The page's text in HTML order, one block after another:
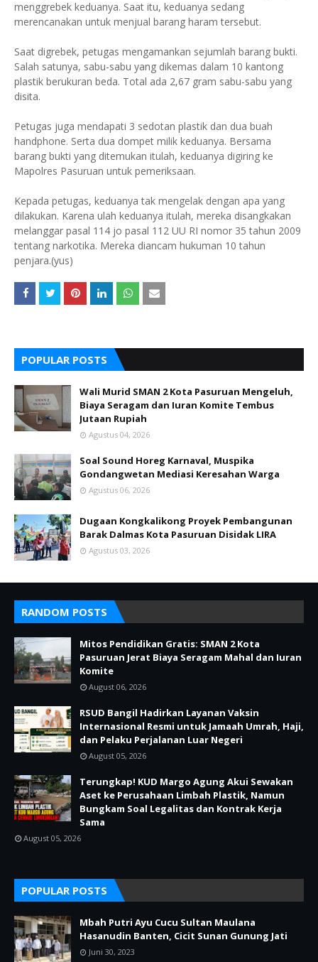
menggrebek keduanya. Saat itu, keduanya sedang
merencanakan untuk menjual barang haram tersebut.
Saat digrebek, petugas mengamankan sejumlah barang bukti.
Salah satunya, sabu-sabu yang dikemas dalam 10 kantong
plastik berukuran beda. Total ada 2,67 gram sabu-sabu yang
disita.
Petugas juga mendapati 3 sedotan plastik dan dua buah
handphone. Serta dua dompet milik keduanya. Bersama
barang bukti yang ditemukan itulah, keduanya digiring ke
Mapolres Pasuruan untuk pemeriksaan.
Kepada petugas, keduanya tak mengelak dengan apa yang
dilakukan. Karena ulah keduanya itulah, mereka disangkakan
melanggar pasal 114 jo pasal 112 UU RI nomor 35 tahun 2009
tentang narkotika. Mereka diancam hukuman 10 tahun
penjara.(yus)
POPULAR POSTS
Wali Murid SMAN 2 Kota Pasuruan Mengeluh,
Biaya Seragam dan Iuran Komite Tembus
Jutaan Rupiah
Agustus 04, 2026
Soal Sound Horeg Karnaval, Muspika
Gondangwetan Mediasi Keresahan Warga
Agustus 06, 2026
Dugaan Kongkalikong Proyek Pembangunan
Barak Dalmas Kota Pasuruan Disidak LIRA
Agustus 03, 2026
RANDOM POSTS
Mitos Pendidikan Gratis: SMAN 2 Kota
Pasuruan Jerat Biaya Seragam Mahal dan Iuran
Komite
August 06, 2026
RSUD Bangil Hadirkan Layanan Vaksin
Internasional Resmi untuk Jamaah Umrah, Haji,
dan Pelaku Perjalanan Luar Negeri
August 05, 2026
Terungkap! KUD Margo Agung Akui Sewakan
Aset ke Perusahaan Limbah Plastik, Namun
Bungkam Soal Legalitas dan Kontrak Kerja
Sama
August 05, 2026
POPULAR POSTS
Mbah Putri Ayu Cucu Sultan Maulana
Hasanudin Banten, Cicit Sunan Gunung Jati
Juni 30, 2023